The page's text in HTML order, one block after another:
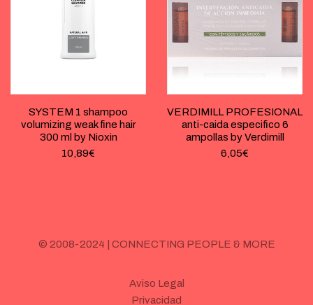
SYSTEM 1 shampoo
volumizing weak fine hair
300 ml by Nioxin
10,89€
VERDIMILL PROFESIONAL
anti-caida especifico 6
ampollas by Verdimill
6,05€
© 2008-2024 | CONNECTING PEOPLE & MORE
Aviso Legal
Privacidad